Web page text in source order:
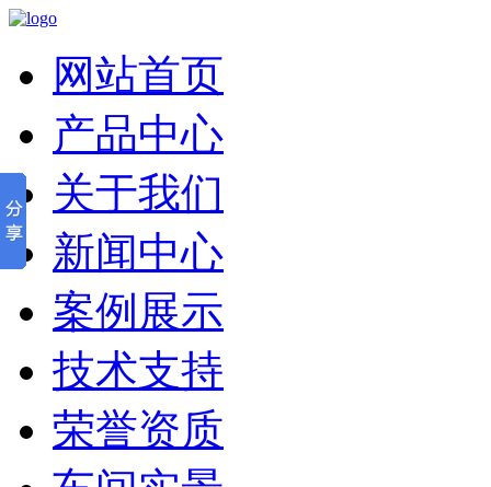
网站首页
产品中心
关于我们
新闻中心
案例展示
技术支持
荣誉资质